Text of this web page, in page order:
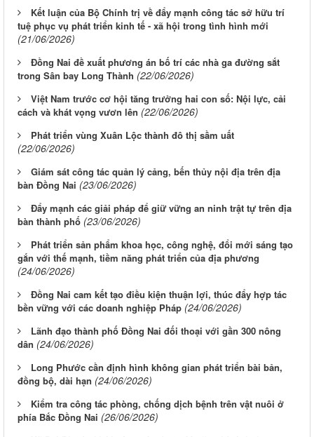
Kết luận của Bộ Chính trị về đẩy mạnh công tác sở hữu trí
tuệ phục vụ phát triển kinh tế - xã hội trong tình hình mới
(21/06/2026)
Đồng Nai đề xuất phương án bố trí các nhà ga đường sắt
trong Sân bay Long Thành (22/06/2026)
Việt Nam trước cơ hội tăng trưởng hai con số: Nội lực, cải
cách và khát vọng vươn lên (22/06/2026)
Phát triển vùng Xuân Lộc thành đô thị sầm uất
(22/06/2026)
Giám sát công tác quản lý cảng, bến thủy nội địa trên địa
bàn Đồng Nai (23/06/2026)
Đẩy mạnh các giải pháp để giữ vững an ninh trật tự trên địa
bàn thành phố (23/06/2026)
Phát triển sản phẩm khoa học, công nghệ, đổi mới sáng tạo
gắn với thế mạnh, tiềm năng phát triển của địa phương
(24/06/2026)
Đồng Nai cam kết tạo điều kiện thuận lợi, thúc đẩy hợp tác
bền vững với các doanh nghiệp Pháp (24/06/2026)
Lãnh đạo thành phố Đồng Nai đối thoại với gần 300 nông
dân (24/06/2026)
Long Phước cần định hình không gian phát triển bài bản,
đồng bộ, dài hạn (24/06/2026)
Kiểm tra công tác phòng, chống dịch bệnh trên vật nuôi ở
phía Bắc Đồng Nai (26/06/2026)